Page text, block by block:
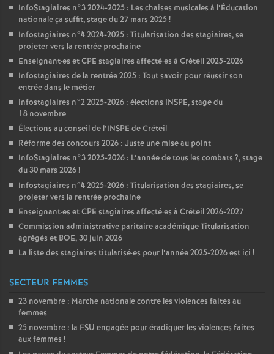
InfoStagiaires n°3 2024-2025 : Les chaises musicales à l’Éducation
nationale ça suffit, stage du 27 mars 2025!
Infostagiaires n°4 2024-2025 : Titularisation des stagiaires, se
projeter vers la rentrée prochaine
Enseignant·es etCPE stagiaires affecté·es à Créteil 2025-2026
Infostagiaires de la rentrée 2025 : Tout savoir pour réussir son
entrée dans le métier
Infostagiaires n°2 2025-2026 : élections INSPE, stage du
18 novembre
Élections au conseil de l’INSPE de Créteil
Réforme des concours 2026 : Juste une mise au point
InfoStagiaires n°3 2025-2026 : L’année de tous les combats ?, stage
du 30 mars 2026!
Infostagiaires n°4 2025-2026 : Titularisation des stagiaires, se
projeter vers la rentrée prochaine
Enseignant·es etCPE stagiaires affecté·es à Créteil 2026-2027
Commission administrative paritaire académique Titularisation
agrégés et BOE, 30 juin 2026
La liste des stagiaires titularisé·es pour l’année 2025-2026 est ici !
SECTEUR FEMMES
23 novembre : Marche nationale contre les violences faites au
femmes
25 novembre : la FSU engagée pour éradiquer les violences faites
aux femmes !